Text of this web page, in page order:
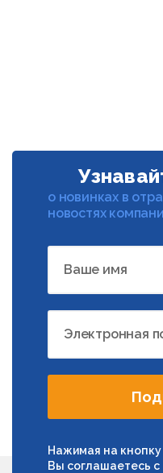
о новинках в
новостях
Ваше имя
Электронная
Нажимая на кнопку
Вы соглашаетесь с